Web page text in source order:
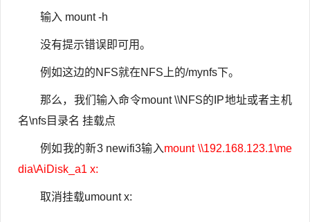
输入 mount -h
没有提示错误即可用。
例如这边的NFS就在NFS上的/mynfs下。
那么，我们输入命令mount \\NFS的IP地址或者主机
名\nfs目录名 挂载点
例如我的新3 newifi3输入mount \\192.168.123.1\me
dia\AiDisk_a1 x:
取消挂载umount x: